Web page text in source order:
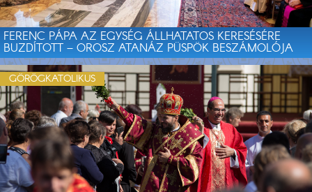
FERENC PÁPA AZ EGYSÉG ÁLLHATATOS KERESÉSÉRE
BUZDÍTOTT – OROSZ ATANÁZ PÜSPÖK BESZÁMOLÓJA
GÖRÖGKATOLIKUS